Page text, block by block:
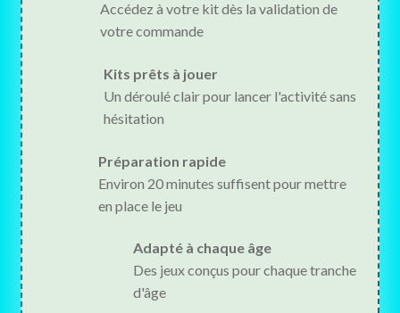
Accédez à votre kit dès la validation de
votre commande
Kits prêts à jouer
Un déroulé clair pour lancer l'activité sans
hésitation
Préparation rapide
Environ 20 minutes suffisent pour mettre
en place le jeu
Adapté à chaque âge
Des jeux conçus pour chaque tranche
d'âge